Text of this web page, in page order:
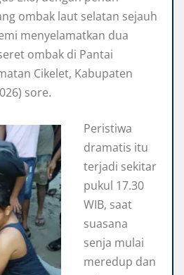
ombak laut selatan sejauh
menyelamatkan dua
ombak di Pantai
Cikelet, Kabupaten
sore.
Peristiwa
dramatis itu
terjadi sekitar
pukul 17.30
WIB, saat
suasana
senja mulai
meredup dan